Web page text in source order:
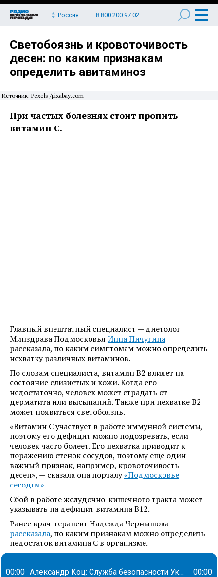
Россия 8 800 200 97 02
Светобоязнь и кровоточивость
десен: по каким признакам
определить авитаминоз
Источник: Pexels /pixabay.com
При частых болезнях стоит пропить
витамин С.
Главный внештатный специалист — диетолог
Минздрава Подмосковья Инна Пичугина
рассказала, по каким симптомам можно определить
нехватку различных витаминов.
По словам специалиста, витамин B2 влияет на
состояние слизистых и кожи. Когда его
недостаточно, человек может страдать от
дерматита или высыпаний. Также при нехватке B2
может появиться светобоязнь.
«Витамин C участвует в работе иммунной системы,
поэтому его дефицит можно подозревать, если
человек часто болеет. Его нехватка приводит к
поражению стенок сосудов, поэтому еще один
важный признак, например, кровоточивость
десен», — сказала она порталу«Подмосковье
сегодня».
Сбой в работе желудочно-кишечного тракта может
указывать на дефицит витамина B12.
Ранее врач-терапевт Надежда Чернышова
рассказала, по каким признакам можно определить
недостаток витамина C в организме.
00:00 Александр Коц: Служба безопасности Украины готовит провокации по схеме «Белых касок», как было в Сирии 00:00